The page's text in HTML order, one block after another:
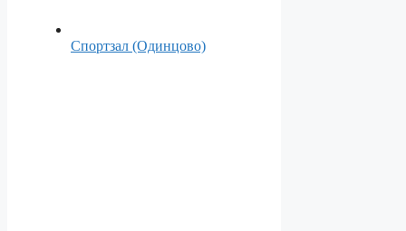
Спортзал (Одинцово)